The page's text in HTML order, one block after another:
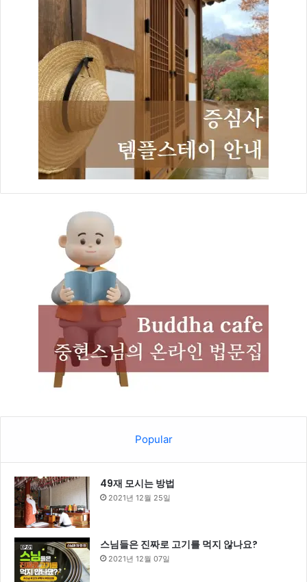
Popular
49재 모시는 방법
2021년 12월 25일
스님들은 진짜로 고기를 먹지 않나요?
2021년 12월 07일